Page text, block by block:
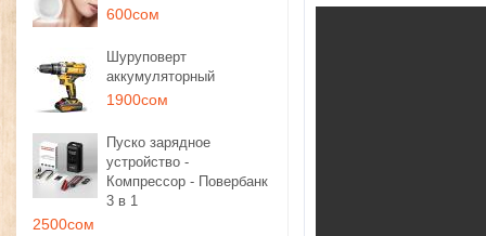
600сом
Шуруповерт
аккумуляторный
1900сом
Пуско зарядное
устройство -
Компрессор - Повербанк
3 в 1
2500сом